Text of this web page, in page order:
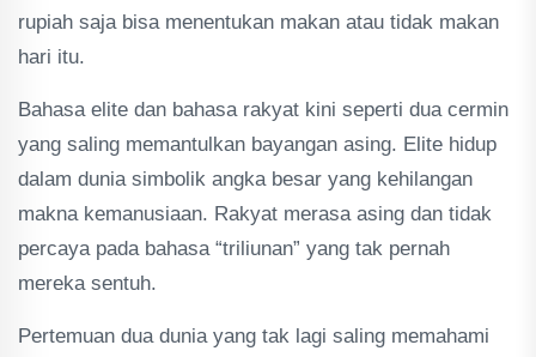
rupiah saja bisa menentukan makan atau tidak makan
hari itu.
Bahasa elite dan bahasa rakyat kini seperti dua cermin
yang saling memantulkan bayangan asing. Elite hidup
dalam dunia simbolik angka besar yang kehilangan
makna kemanusiaan. Rakyat merasa asing dan tidak
percaya pada bahasa “triliunan” yang tak pernah
mereka sentuh.
Pertemuan dua dunia yang tak lagi saling memahami